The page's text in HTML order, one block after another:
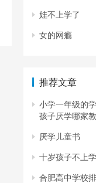
娃不上学了
女的网瘾
推荐文章
小学一年级的
孩子厌学哪家
厌学儿童书
十岁孩子不上
合肥高中学校